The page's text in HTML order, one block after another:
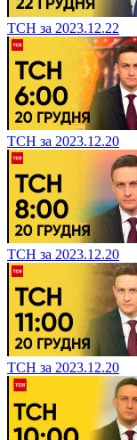
ТСН за 2023.12.22
ТСН за 2023.12.20
ТСН за 2023.12.20
ТСН за 2023.12.20